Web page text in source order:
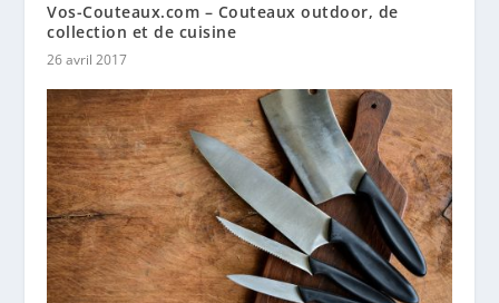
Vos-Couteaux.com – Couteaux outdoor, de
collection et de cuisine
26 avril 2017